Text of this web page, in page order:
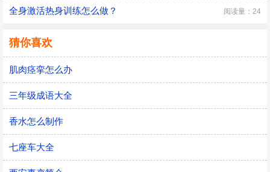
全身激活热身训练怎么做？ 阅读量：24
猜你喜欢
肌肉痉挛怎么办
三年级成语大全
香水怎么制作
七座车大全